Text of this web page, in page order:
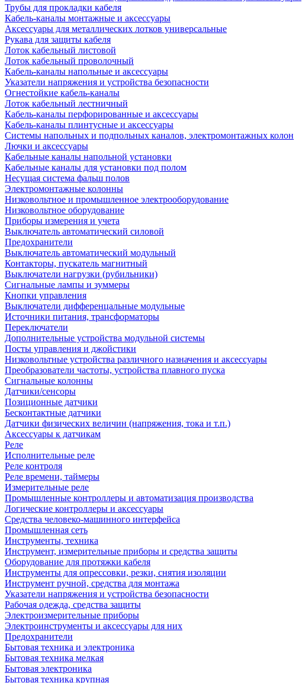
Трубы для прокладки кабеля
Кабель-каналы монтажные и аксессуары
Аксессуары для металлических лотков универсальные
Рукава для защиты кабеля
Лоток кабельный листовой
Лоток кабельный проволочный
Кабель-каналы напольные и аксессуары
Указатели напряжения и устройства безопасности
Огнестойкие кабель-каналы
Лоток кабельный лестничный
Кабель-каналы перфорированные и аксессуары
Кабель-каналы плинтусные и аксессуары
Системы напольных и подпольных каналов, электромонтажных колон
Лючки и аксессуары
Кабельные каналы напольной установки
Кабельные каналы для установки под полом
Несущая система фальш полов
Электромонтажные колонны
Низковольтное и промышленное электрооборудование
Низковольтное оборудование
Приборы измерения и учета
Выключатель автоматический силовой
Предохранители
Выключатель автоматический модульный
Контакторы, пускатель магнитный
Выключатели нагрузки (рубильники)
Сигнальные лампы и зуммеры
Кнопки управления
Выключатели дифференцальные модульные
Источники питания, трансформаторы
Переключатели
Дополнительные устройства модульной системы
Посты управления и джойстики
Низковольтные устройства различного назначения и аксессуары
Преобразователи частоты, устройства плавного пуска
Сигнальные колонны
Датчики/сенсоры
Позиционные датчики
Бесконтактные датчики
Датчики физических величин (напряжения, тока и т.п.)
Аксессуары к датчикам
Реле
Исполнительные реле
Реле контроля
Реле времени, таймеры
Измерительные реле
Промышленные контроллеры и автоматизация производства
Логические контроллеры и аксессуары
Средства человеко-машинного интерфейса
Промышленная сеть
Инструменты, техника
Инструмент, измерительные приборы и средства защиты
Оборудование для протяжки кабеля
Инструменты для опрессовки, резки, снятия изоляции
Инструмент ручной, средства для монтажа
Указатели напряжения и устройства безопасности
Рабочая одежда, средства защиты
Электроизмерительные приборы
Электроинструменты и аксессуары для них
Предохранители
Бытовая техника и электроника
Бытовая техника мелкая
Бытовая электроника
Бытовая техника крупная